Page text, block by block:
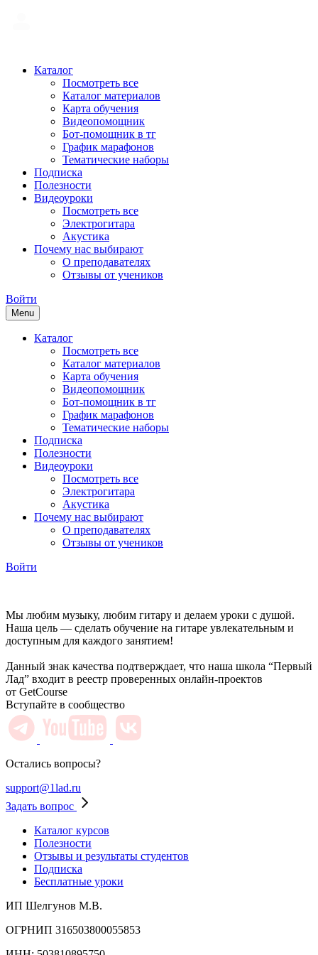
Каталог
Посмотреть все
Каталог материалов
Карта обучения
Видеопомощник
Бот-помощник в тг
График марафонов
Тематические наборы
Подписка
Полезности
Видеоуроки
Посмотреть все
Электрогитара
Акустика
Почему нас выбирают
О преподавателях
Отзывы от учеников
Войти
Menu
Каталог
Посмотреть все
Каталог материалов
Карта обучения
Видеопомощник
Бот-помощник в тг
График марафонов
Тематические наборы
Подписка
Полезности
Видеоуроки
Посмотреть все
Электрогитара
Акустика
Почему нас выбирают
О преподавателях
Отзывы от учеников
Войти
Мы любим музыку, любим гитару и делаем уроки с душой.
Наша цель — сделать обучение на гитаре увлекательным и
доступным для каждого занятием!
Данный знак качества подтверждает, что наша школа “Первый
Лад” входит в реестр проверенных онлайн-проектов
от GetCourse
Вступайте в сообщество
Остались вопросы?
support@1lad.ru
Задать вопрос
Каталог курсов
Полезности
Отзывы и результаты студентов
Подписка
Бесплатные уроки
ИП Шелгунов М.В.
ОГРНИП 316503800055853